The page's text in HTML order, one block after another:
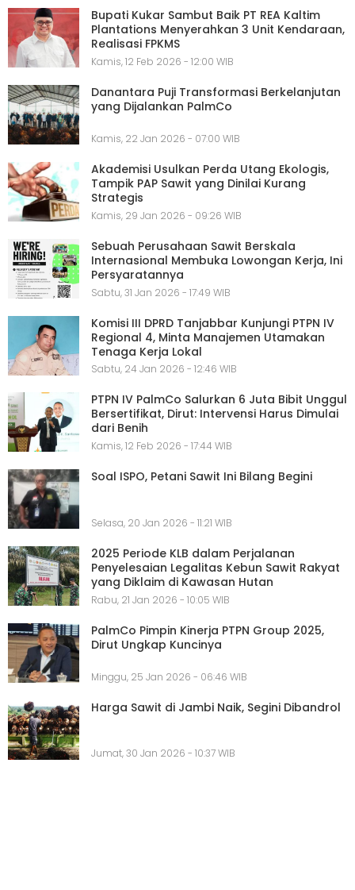
Bupati Kukar Sambut Baik PT REA Kaltim
Plantations Menyerahkan 3 Unit Kendaraan,
Realisasi FPKMS
Kamis, 12 Feb 2026 - 12:00 WIB
Danantara Puji Transformasi Berkelanjutan
yang Dijalankan PalmCo
Kamis, 22 Jan 2026 - 07:00 WIB
Akademisi Usulkan Perda Utang Ekologis,
Tampik PAP Sawit yang Dinilai Kurang
Strategis
Kamis, 29 Jan 2026 - 09:26 WIB
Sebuah Perusahaan Sawit Berskala
Internasional Membuka Lowongan Kerja, Ini
Persyaratannya
Sabtu, 31 Jan 2026 - 17:49 WIB
Komisi III DPRD Tanjabbar Kunjungi PTPN IV
Regional 4, Minta Manajemen Utamakan
Tenaga Kerja Lokal
Sabtu, 24 Jan 2026 - 12:46 WIB
PTPN IV PalmCo Salurkan 6 Juta Bibit Unggul
Bersertifikat, Dirut: Intervensi Harus Dimulai
dari Benih
Kamis, 12 Feb 2026 - 17:44 WIB
Soal ISPO, Petani Sawit Ini Bilang Begini
Selasa, 20 Jan 2026 - 11:21 WIB
2025 Periode KLB dalam Perjalanan
Penyelesaian Legalitas Kebun Sawit Rakyat
yang Diklaim di Kawasan Hutan
Rabu, 21 Jan 2026 - 10:05 WIB
PalmCo Pimpin Kinerja PTPN Group 2025,
Dirut Ungkap Kuncinya
Minggu, 25 Jan 2026 - 06:46 WIB
Harga Sawit di Jambi Naik, Segini Dibandrol
Jumat, 30 Jan 2026 - 10:37 WIB